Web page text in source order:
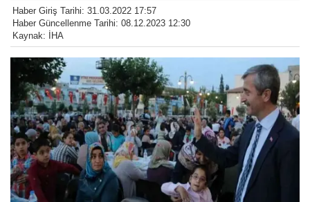
Haber Giriş Tarihi: 31.03.2022 17:57
Haber Güncellenme Tarihi: 08.12.2023 12:30
Kaynak: İHA